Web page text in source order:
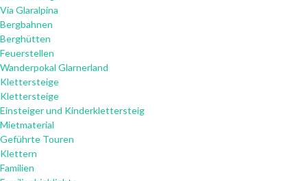
Via Glaralpina
Bergbahnen
Berghütten
Feuerstellen
Wanderpokal Glarnerland
Klettersteige
Klettersteige
Einsteiger und Kinderklettersteig
Mietmaterial
Geführte Touren
Klettern
Familien